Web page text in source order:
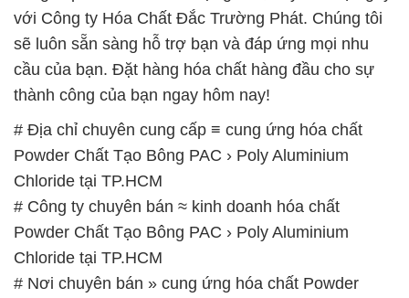
với Công ty Hóa Chất Đắc Trường Phát. Chúng tôi
sẽ luôn sẵn sàng hỗ trợ bạn và đáp ứng mọi nhu
cầu của bạn. Đặt hàng hóa chất hàng đầu cho sự
thành công của bạn ngay hôm nay!
# Địa chỉ chuyên cung cấp ≡ cung ứng hóa chất
Powder Chất Tạo Bông PAC › Poly Aluminium
Chloride tại TP.HCM
# Công ty chuyên bán ≈ kinh doanh hóa chất
Powder Chất Tạo Bông PAC › Poly Aluminium
Chloride tại TP.HCM
# Nơi chuyên bán » cung ứng hóa chất Powder